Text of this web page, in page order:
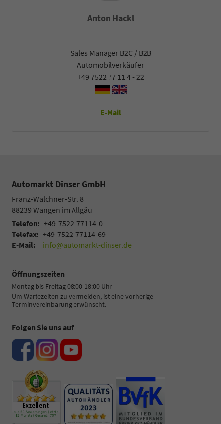
Anton Hackl
Sales Manager B2C / B2B
Automobilverkäufer
+49 7522 77 11 4 - 22
E-Mail
Automarkt Dinser GmbH
Franz-Walchner-Str. 8
88239 Wangen im Allgäu
Telefon: +49-7522-77114-0
Telefax: +49-7522-77114-69
E-Mail:
info@automarkt-dinser.de
Öffnungszeiten
Montag bis Freitag 08:00-18:00 Uhr
Um Wartezeiten zu vermeiden, ist eine vorherige
Terminvereinbarung erwünscht.
Folgen Sie uns auf